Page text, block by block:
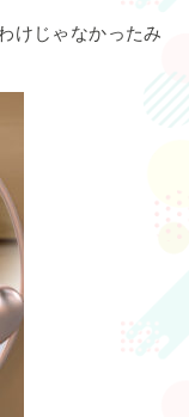
けじゃなかったみ